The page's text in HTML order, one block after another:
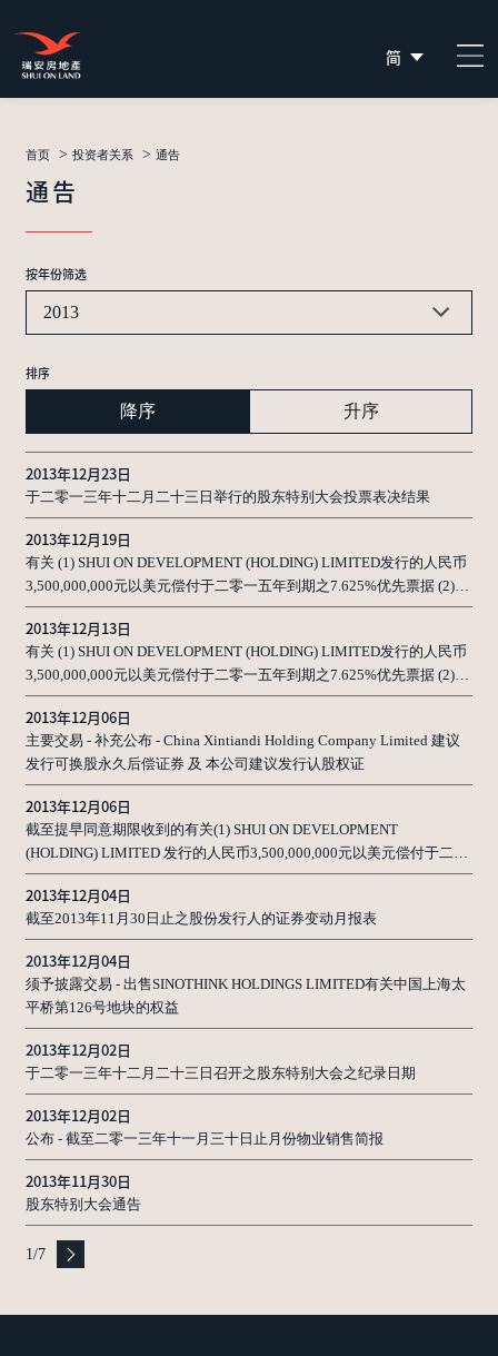
简
EN
首页 > 投资者关系 > 通告
通告
按年份筛选
2013
排序
降序 升序
2013年12月23日
于二零一三年十二月二十三日举行的股东特别大会投票表决结果
2013年12月19日
有关 (1) SHUI ON DEVELOPMENT (HOLDING) LIMITED发行的人民币
3,500,000,000元以美元偿付于二零一五年到期之7.625%优先票据 (2)
SHUI ON DEVELOPMENT (HOLDING) LIMITED发行的875,000,000美
元于二零一五年到期之9.75%优先票据 (3) SHUI ON DEVELOPMENT
(SINGAPORE) PTE. LTD.发行的250,000,000新加坡元于二零一五年到期
之8%优先票据及 (4) SHUI ON DEVELOPMENT (HOLDING) LIMITED发
券的同意征求的完成
2013年12月13日
有关 (1) SHUI ON DEVELOPMENT (HOLDING) LIMITED发行的人民币
3,500,000,000元以美元偿付于二零一五年到期之7.625%优先票据 (2)
SHUI ON DEVELOPMENT (HOLDING) LIMITED发行的875,000,000美
元于二零一五年到期之9.75%优先票据 (3) SHUI ON DEVELOPMENT
(SINGAPORE) PTE. LTD.发行的250,000,000新加坡元于二零一五年到期
之8%优先票据及 (4) SHUI ON DEVELOPMENT (HOLDING) LIMITED发
券的同意征求的最后结果
2013年12月06日
主要交易 - 补充公布 - China Xintiandi Holding Company Limited 建议
发行可换股永久后偿证券 及 本公司建议发行认股权证
2013年12月06日
截至提早同意期限收到的有关(1) SHUI ON DEVELOPMENT
(HOLDING) LIMITED 发行的人民币3,500,000,000元以美元偿付于二零
一五年到期之7.625%优先票据 (2) SHUI ON DEVELOPMENT
(HOLDING) LIMITED 发行的875,000,000美元于二零一五年到期之
9.75%优先票据 (3) SHUI ON DEVELOPMENT (SINGAPORE) PTE. LTD.
SHUI ON DEVELOPMENT (HOLDING) LIMITED发行的500,000,000美
元于二零一七年可赎回之10.125%高级永久资本证券的同意征求的同意
结果
2013年12月04日
截至2013年11月30日止之股份发行人的证券变动月报表
2013年12月04日
须予披露交易 - 出售SINOTHINK HOLDINGS LIMITED有关中国上海太
平桥第126号地块的权益
2013年12月02日
于二零一三年十二月二十三日召开之股东特别大会之纪录日期
2013年12月02日
公布 - 截至二零一三年十一月三十日止月份物业销售简报
2013年11月30日
股东特别大会通告
1/7